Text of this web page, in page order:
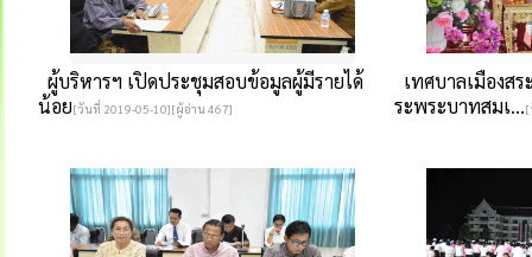
ผู้บริหารฯ เปิดประชุมสอบข้อมูลผู้มีรายได้
น้อย[วันที่ 2019-05-10][ผู้อ่าน 467]
เทศบาลเมืองส
ระพระบาทสมเ...[